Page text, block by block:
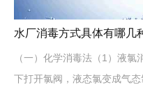
水厂消毒方式具体有哪几
（一）化学消毒法（1）液
下打开氯阀，液态氯变成气